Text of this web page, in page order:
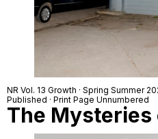
NR Vol. 13 Growth · Spring Summer
Published · Print Page Unnumbered
The